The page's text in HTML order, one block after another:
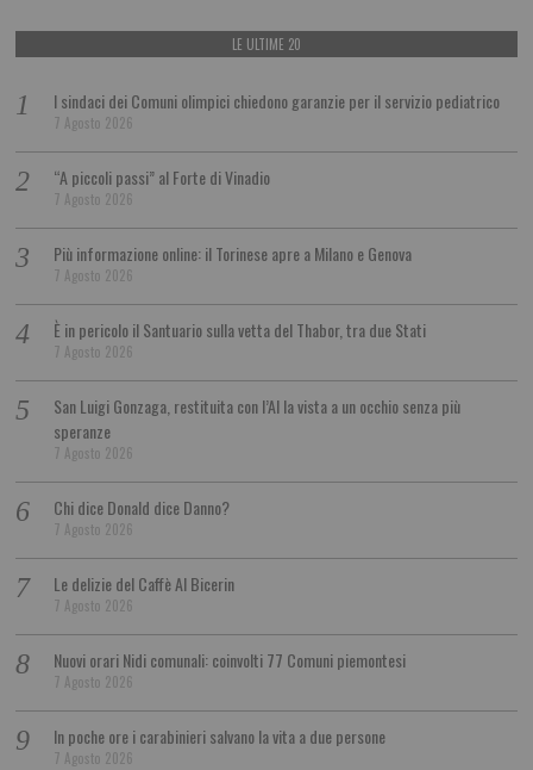
LE ULTIME 20
I sindaci dei Comuni olimpici chiedono garanzie per il servizio pediatrico
7 Agosto 2026
“A piccoli passi” al Forte di Vinadio
7 Agosto 2026
Più informazione online: il Torinese apre a Milano e Genova
7 Agosto 2026
È in pericolo il Santuario sulla vetta del Thabor, tra due Stati
7 Agosto 2026
San Luigi Gonzaga, restituita con l’AI la vista a un occhio senza più
speranze
7 Agosto 2026
Chi dice Donald dice Danno?
7 Agosto 2026
Le delizie del Caffè Al Bicerin
7 Agosto 2026
Nuovi orari Nidi comunali: coinvolti 77 Comuni piemontesi
7 Agosto 2026
In poche ore i carabinieri salvano la vita a due persone
7 Agosto 2026